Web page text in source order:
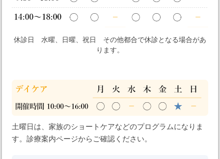
休診日 水曜、日曜、祝日 その他都合で休診となる場合があ
ります。
土曜日は、家族のショートケアなどのプログラムになりま
す。診療案内ページからご確認ください。